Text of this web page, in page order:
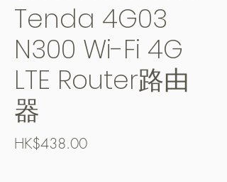
Tenda 4G03
N300 Wi-Fi 4G
LTE Router路由
器
HK$438.00Price